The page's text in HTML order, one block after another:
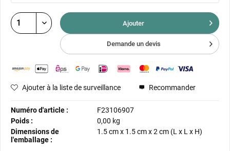
Ajouter
Demande un devis
Ajouter à la liste de surveillance Recommander
Numéro d'article :
F23106907
Poids :
0,00 kg
Dimensions de
l'emballage :
1.5 cmx 1.5 cmx2 cm (L x L x H)